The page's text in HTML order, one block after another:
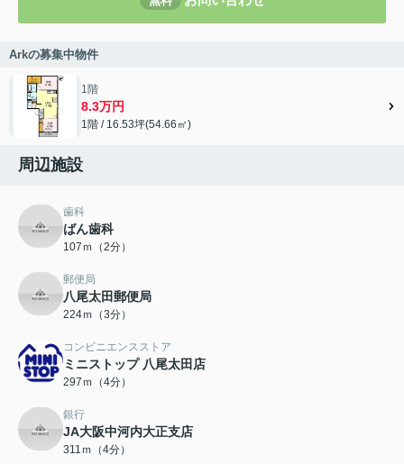
Arkの募集中物件
1階
8.3万円
1階 / 16.53坪(54.66㎡)
周辺施設
歯科
ばん歯科
107ｍ（2分）
郵便局
八尾太田郵便局
224ｍ（3分）
コンビニエンスストア
ミニストップ 八尾太田店
297ｍ（4分）
銀行
JA大阪中河内大正支店
311ｍ（4分）